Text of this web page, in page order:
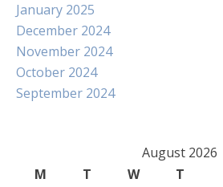
January 2025
December 2024
November 2024
October 2024
September 2024
August 2026
M
T W T